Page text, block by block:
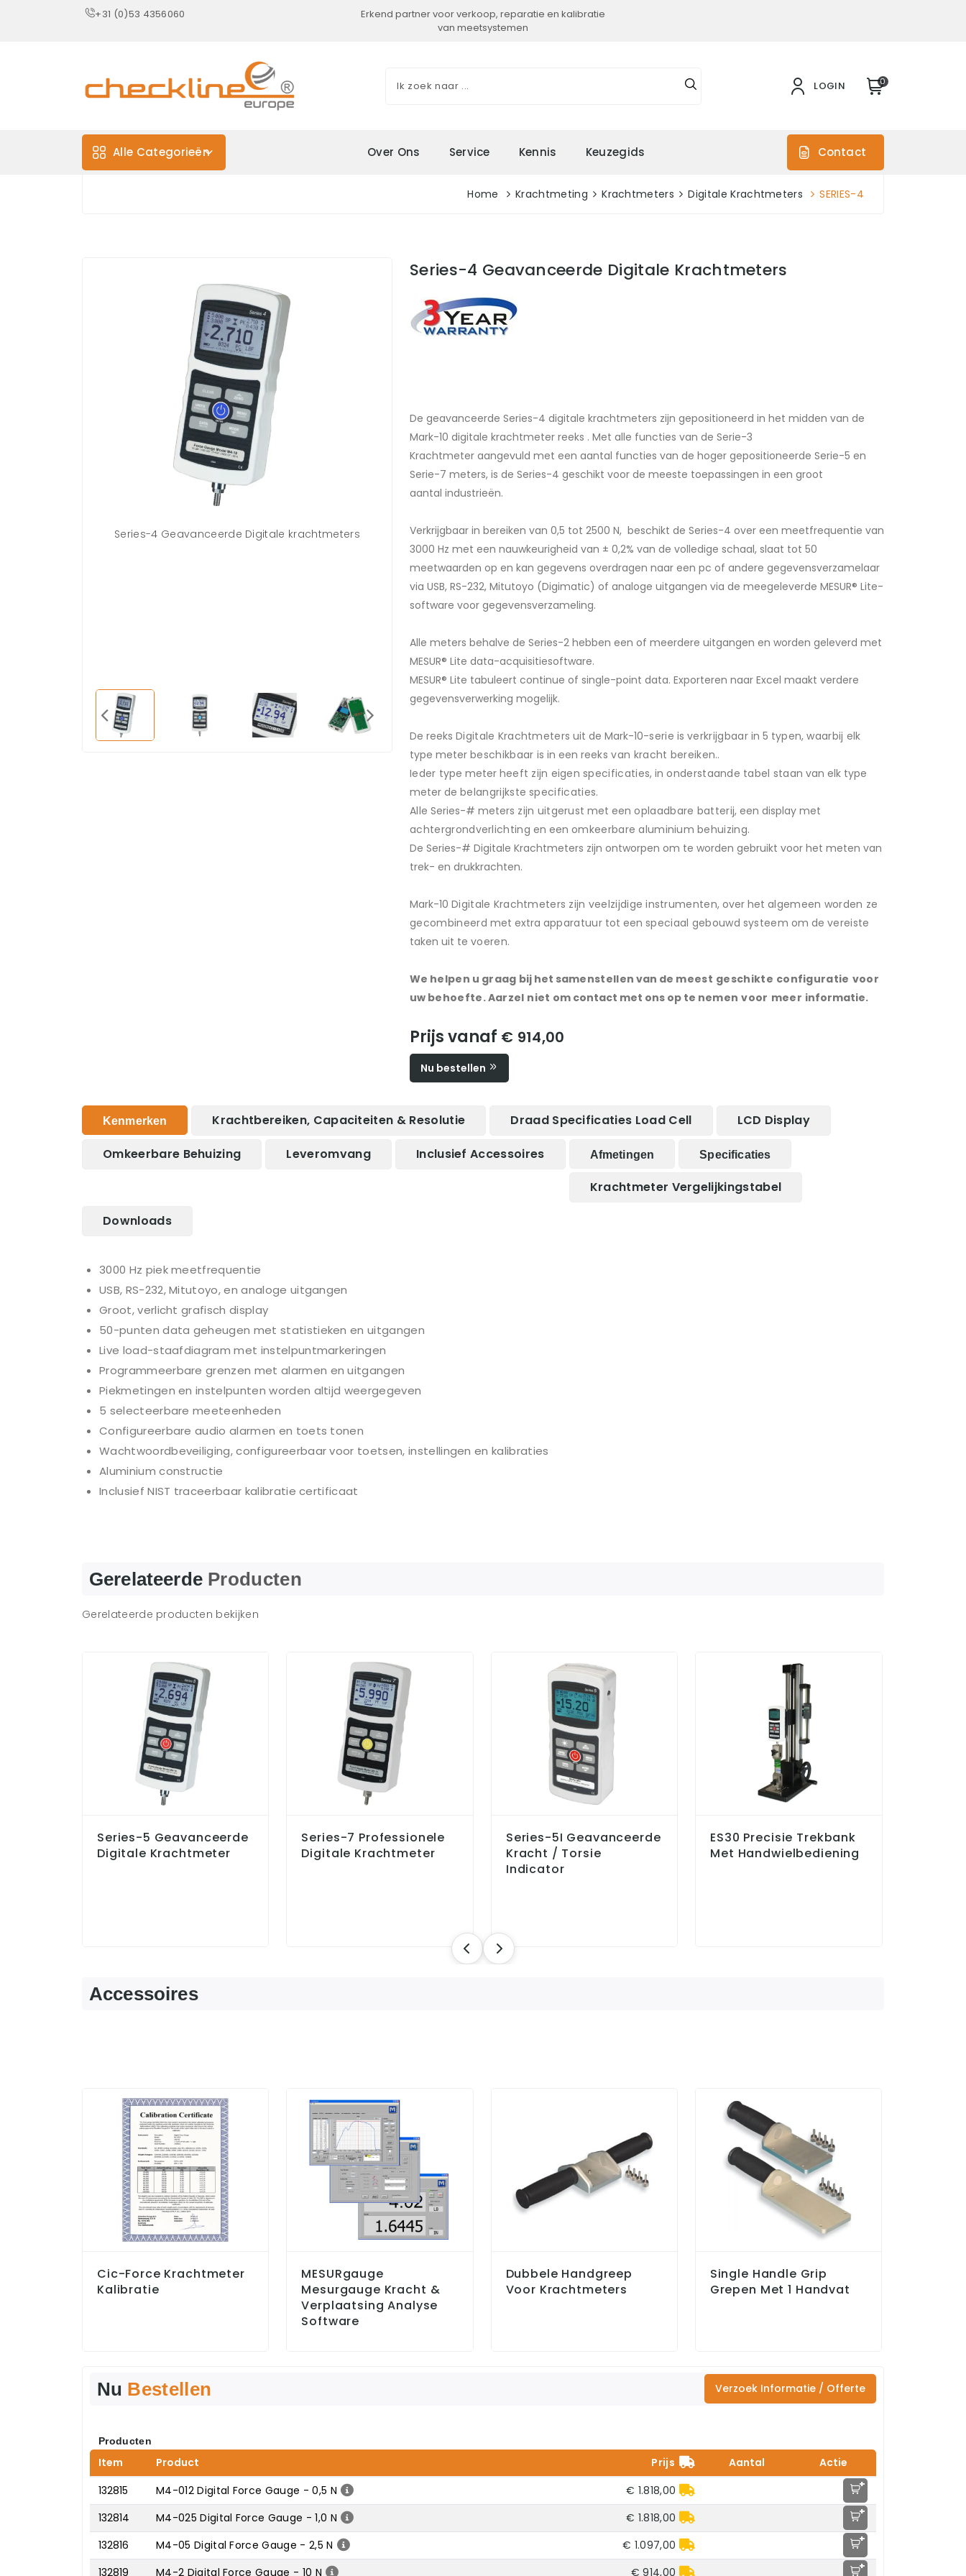
+31 (0)53 4356060
Erkend partner voor verkoop, reparatie en kalibratie
van meetsystemen
LOGIN 0
Alle Categorieën Over Ons Service Kennis Keuzegids Contact
Home Krachtmeting Krachtmeters Digitale Krachtmeters SERIES-4
Series-4 Geavanceerde Digitale krachtmeters
Vooraanzicht van de Series-4 digitale krachtmeter
met zijn sterke aluminium behuizing en groot verlicht
display
Het display met achtergrondverlichting heeft grote,
goed leesbare cijfers, piekwaarden,
instelpuntindicatoren, analoge belasting
staafdiagram en meer.
Series-4 Geavanceerde Digitale Krachtmeters
De geavanceerde Series-4 digitale krachtmeters zijn gepositioneerd in het midden van de
Mark-10 digitale krachtmeter reeks . Met alle functies van de Serie-3
Krachtmeter aangevuld met een aantal functies van de hoger gepositioneerde Serie-5 en
Serie-7 meters, is de Series-4 geschikt voor de meeste toepassingen in een groot
aantal industrieën.
Verkrijgbaar in bereiken van 0,5 tot 2500 N, beschikt de Series-4 over een meetfrequentie van
3000 Hz met een nauwkeurigheid van ± 0,2% van de volledige schaal, slaat tot 50
meetwaarden op en kan gegevens overdragen naar een pc of andere gegevensverzamelaar
via USB, RS-232, Mitutoyo (Digimatic) of analoge uitgangen via de meegeleverde MESUR® Lite-
software voor gegevensverzameling.
Alle meters behalve de Series-2 hebben een of meerdere uitgangen en worden geleverd met
MESUR® Lite data-acquisitiesoftware.
MESUR® Lite tabuleert continue of single-point data. Exporteren naar Excel maakt verdere
gegevensverwerking mogelijk.
De reeks Digitale Krachtmeters uit de Mark-10-serie isverkrijgbaarin 5 typen,waarbij elk
type meter beschikbaar is in een reeks van kracht bereiken..
Ieder type meter heeft zijn eigen specificaties, inonderstaande tabel staan van elk type
meter ​​de belangrijkste specificaties.
Alle Series-# meters zijn uitgerust met eenoplaadbare batterij, een display met
achtergrondverlichting en eenomkeerbare aluminium behuizing.
De Series-# Digitale Krachtmeters zijn ontworpen om te worden gebruikt voor het meten van
trek- en drukkrachten.
Mark-10 Digitale Krachtmeters zijn veelzijdige instrumenten, over hetalgemeen worden ze
gecombineerd met extra apparatuur tot eenspeciaal gebouwd systeem om devereiste
taken uit te voeren.
We helpen u graag bij het samenstellen van de meest geschikte configuratie voor
uw behoefte.Aarzel niet om contact met ons op te nemen voor meer informatie.
Prijs vanaf € 914,00
Nu bestellen
Kenmerken Krachtbereiken, Capaciteiten & Resolutie Draad Specificaties Load Cell LCD Display
Omkeerbare Behuizing Leveromvang Inclusief Accessoires Afmetingen Specificaties
Krachtmeter Vergelijkingstabel
Downloads
3000 Hz piek meetfrequentie
USB, RS-232, Mitutoyo, en analoge uitgangen
Groot, verlicht grafisch display
50-punten data geheugen met statistieken en uitgangen
Live load-staafdiagram met instelpuntmarkeringen
Programmeerbare grenzen met alarmen en uitgangen
Piekmetingen en instelpunten worden altijd weergegeven
5 selecteerbare meeteenheden
Configureerbare audio alarmen en toets tonen
Wachtwoordbeveiliging, configureerbaar voor toetsen, instellingen en kalibraties
Aluminium constructie
Inclusief NIST traceerbaar kalibratie certificaat
Gerelateerde Producten
Gerelateerde producten bekijken
Series-5 Geavanceerde
Digitale Krachtmeter
Series-7 Professionele
Digitale Krachtmeter
Series-5I Geavanceerde
Kracht / Torsie
Indicator
ES30 Precisie Trekbank
Met Handwielbediening
Accessoires
Cic-Force Krachtmeter
Kalibratie
MESURgauge
Mesurgauge Kracht &
Verplaatsing Analyse
Software
Dubbele Handgreep
Voor Krachtmeters
Single Handle Grip
Grepen Met 1 Handvat
Nu Bestellen Verzoek Informatie / Offerte
Producten
Item Product Prijs Aantal
Actie
132815
M4-012 Digital Force Gauge - 0,5 N € 1.818,00 +
132814 M4-025 Digital Force Gauge - 1,0 N € 1.818,00 +
132816 M4-05 Digital Force Gauge - 2,5 N € 1.097,00 +
132819 M4-2 Digital Force Gauge - 10 N € 914,00 +